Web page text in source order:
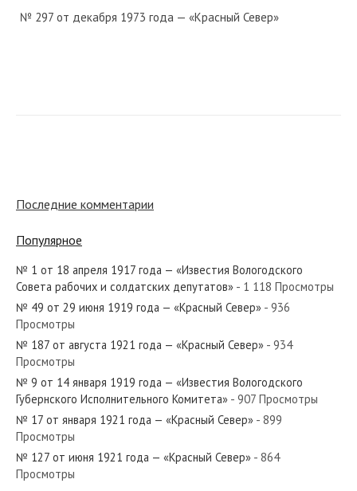
№ 297 от декабря 1973 года — «Красный Север»
№ 24 от февраля 1947 года — «Красный Север»
№ 204 от августа 1969 года — «Красный Север»
№ 242 от октября 1927 года — «Красный Север»
Последние комментарии
Популярное
№ 1 от 18 апреля 1917 года — «Известия Вологодского
Совета рабочих и солдатских депутатов» - 1 118 Просмотры
№ 49 от 29 июня 1919 года — «Красный Север» - 936
Просмотры
№ 187 от августа 1921 года — «Красный Север» - 934
Просмотры
№ 9 от 14 января 1919 года — «Известия Вологодского
Губернского Исполнительного Комитета» - 907 Просмотры
№ 17 от января 1921 года — «Красный Север» - 899
Просмотры
№ 127 от июня 1921 года — «Красный Север» - 864
Просмотры